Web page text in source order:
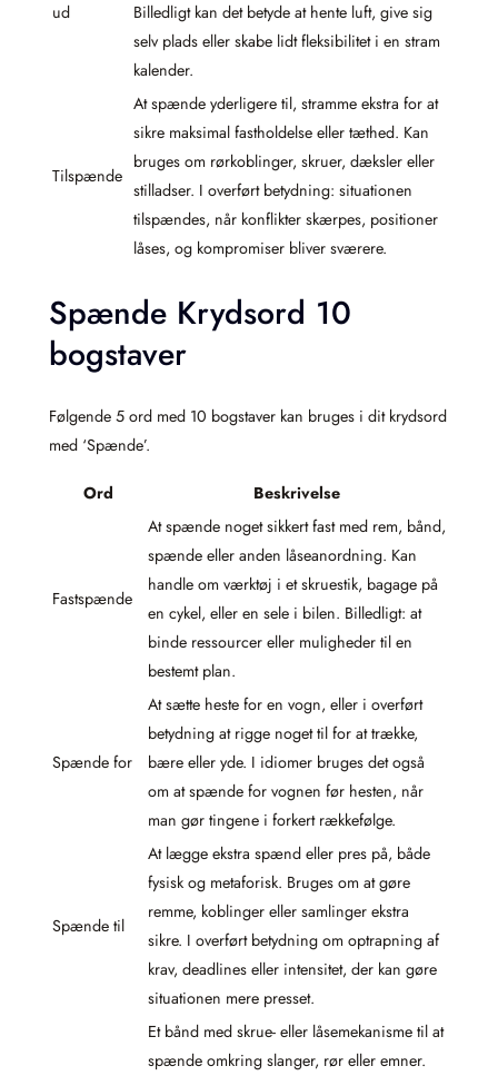
ud
Billedligt kan det betyde at hente luft, give sig
selv plads eller skabe lidt fleksibilitet i en stram
kalender.
Tilspænde
At spænde yderligere til, stramme ekstra for at
sikre maksimal fastholdelse eller tæthed. Kan
bruges om rørkoblinger, skruer, dæksler eller
stilladser. I overført betydning: situationen
tilspændes, når konflikter skærpes, positioner
låses, og kompromiser bliver sværere.
Spænde Krydsord 10
bogstaver
Følgende 5 ord med 10 bogstaver kan bruges i dit krydsord
med ‘Spænde’.
Ord Beskrivelse
Fastspænde
At spænde noget sikkert fast med rem, bånd,
spænde eller anden låseanordning. Kan
handle om værktøj i et skruestik, bagage på
en cykel, eller en sele i bilen. Billedligt: at
binde ressourcer eller muligheder til en
bestemt plan.
Spænde for
At sætte heste for en vogn, eller i overført
betydning at rigge noget til for at trække,
bære eller yde. I idiomer bruges det også
om at spænde for vognen før hesten, når
man gør tingene i forkert rækkefølge.
Spænde til
At lægge ekstra spænd eller pres på, både
fysisk og metaforisk. Bruges om at gøre
remme, koblinger eller samlinger ekstra
sikre. I overført betydning om optrapning af
krav, deadlines eller intensitet, der kan gøre
situationen mere presset.
Et bånd med skrue- eller låsemekanisme til at
spænde omkring slanger, rør eller emner.